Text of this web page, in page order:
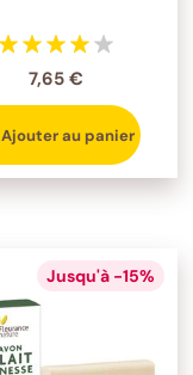
7,65 €
Ajouter au panier
Jusqu'à -15%